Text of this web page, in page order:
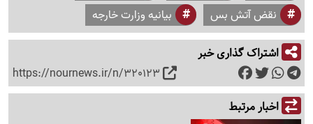
نقض آتش بس
بیانیه وزارت خارجه
اشتراک گذاری خبر
https://nournews.ir/n/320123
اخبار مرتبط